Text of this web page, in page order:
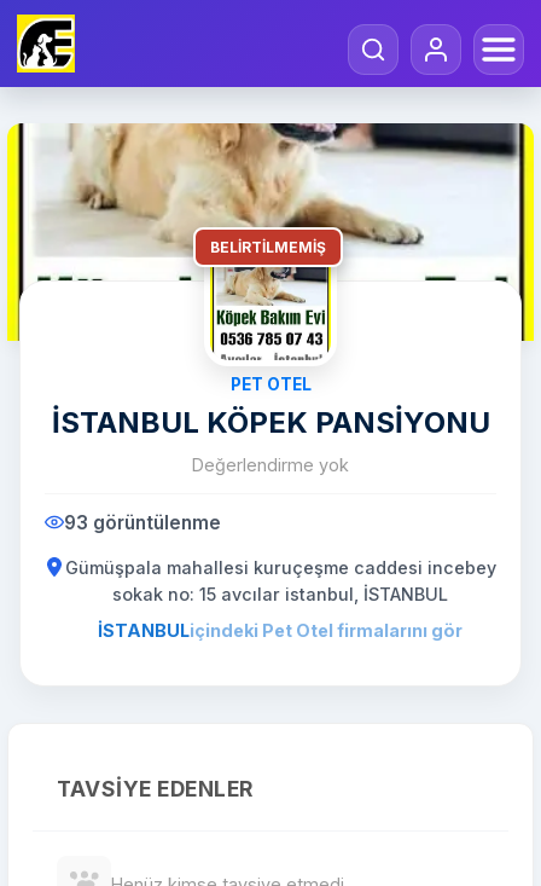
BELIRTILMEMIŞ
PET OTEL
İSTANBUL KÖPEK PANSİYONU
Değerlendirme yok
93 görüntülenme
Gümüşpala mahallesi kuruçeşme caddesi incebey
sokak no: 15 avcılar istanbul, İSTANBUL
İSTANBULiçindeki Pet Otel firmalarını gör
TAVSIYE EDENLER